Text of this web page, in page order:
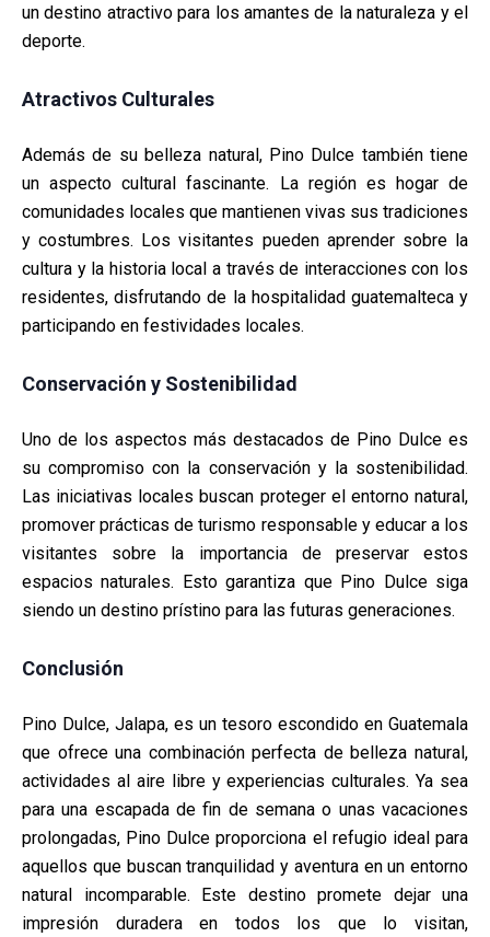
un destino atractivo para los amantes de la naturaleza y el
deporte.
Atractivos Culturales
Además de su belleza natural, Pino Dulce también tiene
un aspecto cultural fascinante. La región es hogar de
comunidades locales que mantienen vivas sus tradiciones
y costumbres. Los visitantes pueden aprender sobre la
cultura y la historia local a través de interacciones con los
residentes, disfrutando de la hospitalidad guatemalteca y
participando en festividades locales.
Conservación y Sostenibilidad
Uno de los aspectos más destacados de Pino Dulce es
su compromiso con la conservación y la sostenibilidad.
Las iniciativas locales buscan proteger el entorno natural,
promover prácticas de turismo responsable y educar a los
visitantes sobre la importancia de preservar estos
espacios naturales. Esto garantiza que Pino Dulce siga
siendo un destino prístino para las futuras generaciones.
Conclusión
Pino Dulce, Jalapa, es un tesoro escondido en Guatemala
que ofrece una combinación perfecta de belleza natural,
actividades al aire libre y experiencias culturales. Ya sea
para una escapada de fin de semana o unas vacaciones
prolongadas, Pino Dulce proporciona el refugio ideal para
aquellos que buscan tranquilidad y aventura en un entorno
natural incomparable. Este destino promete dejar una
impresión duradera en todos los que lo visitan,